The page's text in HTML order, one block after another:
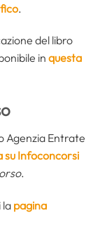
.
del libro
in questa
Agenzia Entrate
su Infoconcorsi
.
la pagina